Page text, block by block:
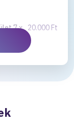
7 x
20.000 Ft